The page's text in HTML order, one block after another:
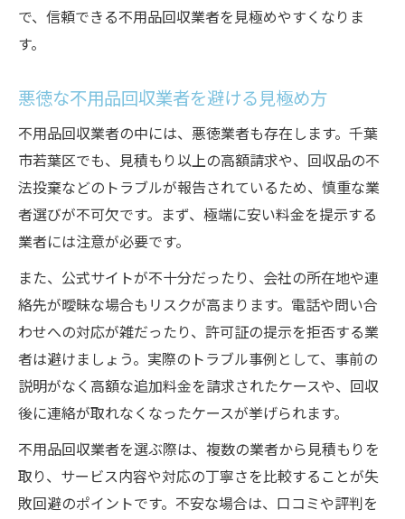
で、信頼できる不用品回収業者を見極めやすくなりま
す。
悪徳な不用品回収業者を避ける見極め方
不用品回収業者の中には、悪徳業者も存在します。千葉
市若葉区でも、見積もり以上の高額請求や、回収品の不
法投棄などのトラブルが報告されているため、慎重な業
者選びが不可欠です。まず、極端に安い料金を提示する
業者には注意が必要です。
また、公式サイトが不十分だったり、会社の所在地や連
絡先が曖昧な場合もリスクが高まります。電話や問い合
わせへの対応が雑だったり、許可証の提示を拒否する業
者は避けましょう。実際のトラブル事例として、事前の
説明がなく高額な追加料金を請求されたケースや、回収
後に連絡が取れなくなったケースが挙げられます。
不用品回収業者を選ぶ際は、複数の業者から見積もりを
取り、サービス内容や対応の丁寧さを比較することが失
敗回避のポイントです。不安な場合は、口コミや評判を